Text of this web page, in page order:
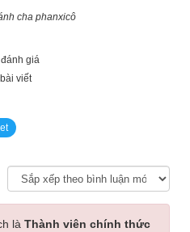
cha phanxicô
giá
viết
là Thành viên chính thức